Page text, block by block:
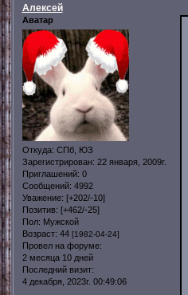
Алексей
Аватар
Откуда: СПб, ЮЗ
Зарегистрирован: 22 января, 2009г.
Приглашений: 0
Сообщений: 4992
Уважение: [+202/-10]
Позитив: [+462/-25]
Пол: Мужской
Возраст: 44 [1982-04-24]
Провел на форуме:
2 месяца 10 дней
Последний визит:
4 декабря, 2023г. 00:49:06